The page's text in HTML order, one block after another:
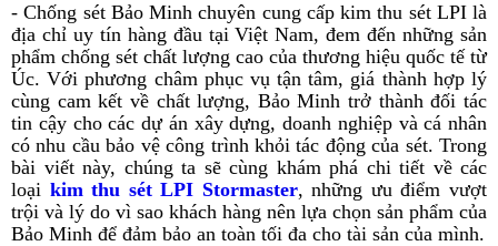
- Chống sét Bảo Minh chuyên cung cấp kim thu sét LPI là
địa chỉ uy tín hàng đầu tại Việt Nam, đem đến những sản
phẩm chống sét chất lượng cao của thương hiệu quốc tế từ
Úc. Với phương châm phục vụ tận tâm, giá thành hợp lý
cùng cam kết về chất lượng, Bảo Minh trở thành đối tác
tin cậy cho các dự án xây dựng, doanh nghiệp và cá nhân
có nhu cầu bảo vệ công trình khỏi tác động của sét. Trong
bài viết này, chúng ta sẽ cùng khám phá chi tiết về các
loại kim thu sét LPI Stormaster, những ưu điểm vượt
trội và lý do vì sao khách hàng nên lựa chọn sản phẩm của
Bảo Minh để đảm bảo an toàn tối đa cho tài sản của mình.